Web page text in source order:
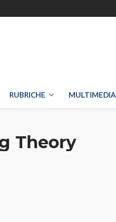
RUBRICHE MULTIMEDIA
Theory